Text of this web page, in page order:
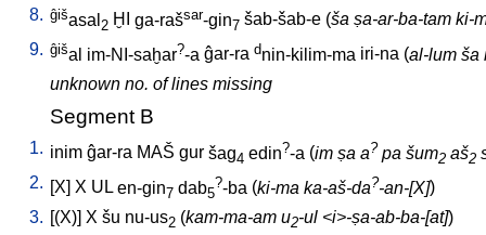
8. ĝišasal 2 ḪI ga-rašsar-gin7 šab-šab-e (ša ṣa-ar-ba-tam ki-
9. ĝišal im-NI-saḫar?-a ĝar-ra dnin-kilim-ma iri-na (al-lum ša
unknown no. of lines missing
Segment B
1. inim ĝar-ra MAŠ gur šag4 edin?-a (im ṣa a? pa šum2 aš2
2.
X X UL en-gin7 dab5
?-ba (ki-ma ka-aš-da?-an-[X])
3. [(X)] X šu nu-us2 (kam-ma-am u2-ul <i>-ṣa-ab-ba-[at])